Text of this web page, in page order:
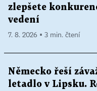
zlepšete
vedení
7. 8. 2026 ▪ 3 min. čtení
Německo řeší
letadlo v Lipsku.